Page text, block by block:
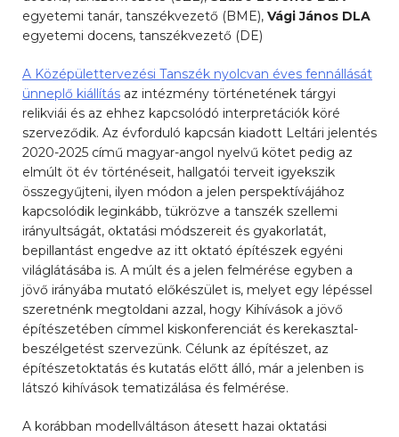
egyetemi tanár, tanszékvezető (BME), Vági János DLA
egyetemi docens, tanszékvezető (DE)
A Középülettervezési Tanszék nyolcvan éves fennállását
ünneplő kiállítás az intézmény történetének tárgyi
relikviái és az ehhez kapcsolódó interpretációk köré
szerveződik. Az évforduló kapcsán kiadott Leltári jelentés
2020-2025 című magyar-angol nyelvű kötet pedig az
elmúlt öt év történéseit, hallgatói terveit igyekszik
összegyűjteni, ilyen módon a jelen perspektívájához
kapcsolódik leginkább, tükrözve a tanszék szellemi
irányultságát, oktatási módszereit és gyakorlatát,
bepillantást engedve az itt oktató építészek egyéni
világlátásába is. A múlt és a jelen felmérése egyben a
jövő irányába mutató előkészület is, melyet egy lépéssel
szeretnénk megtoldani azzal, hogy Kihívások a jövő
építészetében címmel kiskonferenciát és kerekasztal-
beszélgetést szervezünk. Célunk az építészet, az
építészetoktatás és kutatás előtt álló, már a jelenben is
látszó kihívások tematizálása és felmérése.
A korábban modellváltáson átesett hazai oktatási